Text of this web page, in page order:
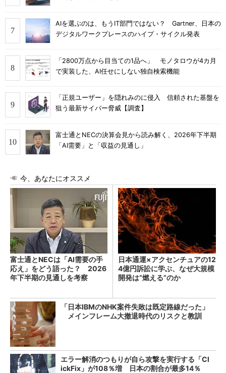
AIを選ぶのは、もうIT部門ではない？ Gartner、日本の
デジタルワークプレースのハイプ・サイクル発表
「2800万点から目当ての1品へ」 モノタロウが4カ月
で実装した、AI任せにしない独自検索機能
「正規ユーザー」を隠れみのに侵入 信頼された基盤を
狙う最新サイバー脅威【調査】
富士通とNECの決算会見から読み解く、2026年下半期
「AI需要」と「収益の見通し」
今、あなたにオススメ
富士通とNECは「AI需要の手
応え」をどう語った？ 2026
年下半期の見通しを考察
日本通運×アクセンチュアの12
4億円訴訟に学ぶ、なぜ大規模
開発は“燃える”のか
「日本IBMのNHK案件失敗は既定路線だった」
メインフレーム大撤退時代のリスクと教訓
エラー解消のつもりが自ら攻撃を実行する「Cl
ickFix」が108％増 日本の割合が最多14％